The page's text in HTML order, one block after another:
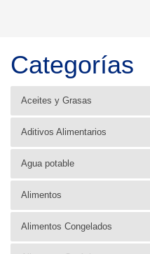
Categorías
Aceites y Grasas
Aditivos Alimentarios
Agua potable
Alimentos
Alimentos Congelados